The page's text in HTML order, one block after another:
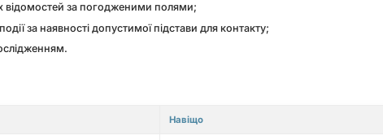
відомостей за погодженими полями;
за наявності допустимої підстави для контакту;
Навіщо